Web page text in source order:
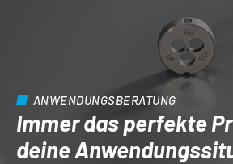
ANWENDUNGSBERATUNG
Immer das perfekte
deine